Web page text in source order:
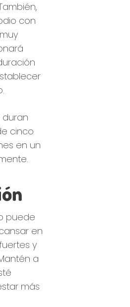
con
duran
cinco
en un
puede
en
y
a
más